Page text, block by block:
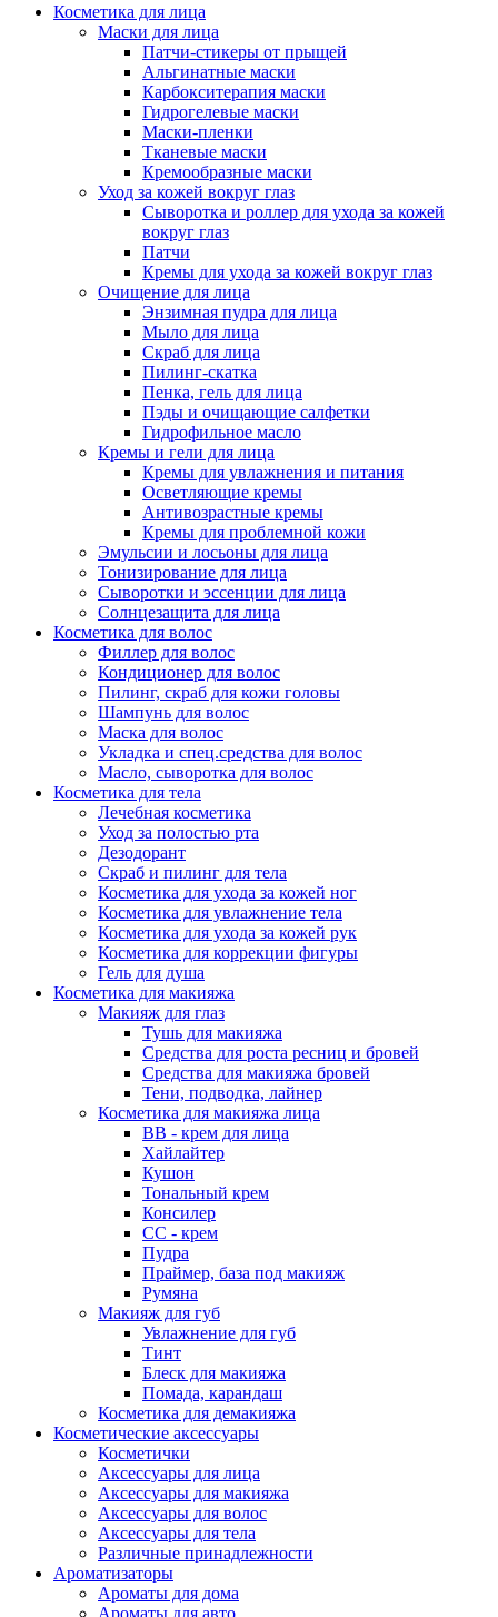
Косметика для лица
Маски для лица
Патчи-стикеры от прыщей
Альгинатные маски
Карбокситерапия маски
Гидрогелевые маски
Маски-пленки
Тканевые маски
Кремообразные маски
Уход за кожей вокруг глаз
Сыворотка и роллер для ухода за кожей
вокруг глаз
Патчи
Кремы для ухода за кожей вокруг глаз
Очищение для лица
Энзимная пудра для лица
Мыло для лица
Скраб для лица
Пилинг-скатка
Пенка, гель для лица
Пэды и очищающие салфетки
Гидрофильное масло
Кремы и гели для лица
Кремы для увлажнения и питания
Осветляющие кремы
Антивозрастные кремы
Кремы для проблемной кожи
Эмульсии и лосьоны для лица
Тонизирование для лица
Сыворотки и эссенции для лица
Солнцезащита для лица
Косметика для волос
Филлер для волос
Кондиционер для волос
Пилинг, скраб для кожи головы
Шампунь для волос
Маска для волос
Укладка и спец.средства для волос
Масло, сыворотка для волос
Косметика для тела
Лечебная косметика
Уход за полостью рта
Дезодорант
Скраб и пилинг для тела
Косметика для ухода за кожей ног
Косметика для увлажнение тела
Косметика для ухода за кожей рук
Косметика для коррекции фигуры
Гель для душа
Косметика для макияжа
Макияж для глаз
Тушь для макияжа
Средства для роста ресниц и бровей
Средства для макияжа бровей
Тени, подводка, лайнер
Косметика для макияжа лица
ВВ - крем для лица
Хайлайтер
Кушон
Тональный крем
Консилер
СС - крем
Пудра
Праймер, база под макияж
Румяна
Макияж для губ
Увлажнение для губ
Тинт
Блеск для макияжа
Помада, карандаш
Косметика для демакияжа
Косметические аксессуары
Косметички
Аксессуары для лица
Аксессуары для макияжа
Аксессуары для волос
Аксессуары для тела
Различные принадлежности
Ароматизаторы
Ароматы для дома
Ароматы для авто